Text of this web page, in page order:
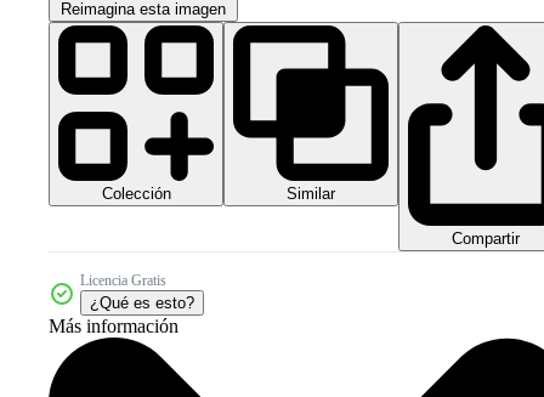
Reimagina esta imagen
Colección Similar
Compartir
Licencia Gratis
¿Qué es esto?
Más información